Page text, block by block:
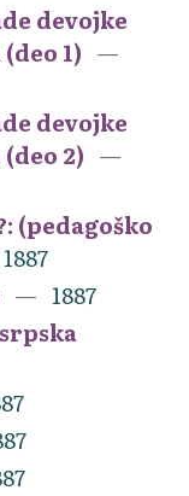
devojke
1)
devojke
2)
(pedagoško
1887
1887